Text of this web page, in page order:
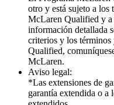
otro y está sujeto a los
McLaren Qualified y a
información detallada
criterios y los
Qualified,
McLaren.
Aviso legal:
*Las extensiones de
garantía extendida o a